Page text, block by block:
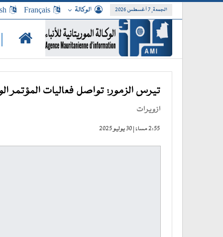
الجمعة, 7 أغسطس 2026 الوكالة Français
تيرس الزمور: تواصل فعاليات المؤتمر
ازويرات
2:55 مساءً | 30 يوليو 2025